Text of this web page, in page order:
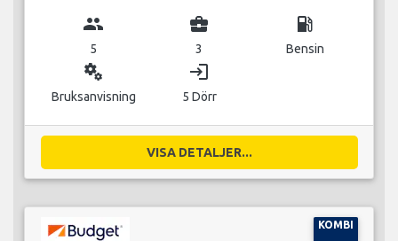
group
5
business_center
3
local_gas_station
Bensin
miscellaneous_services
Bruksanvisning
login
5 Dörr
VISA DETALJER...
KOMBI